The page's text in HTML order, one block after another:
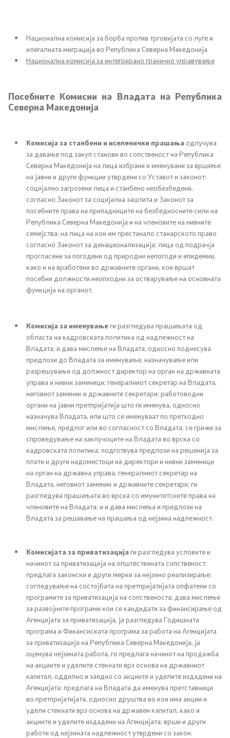
Национална комисија за борба против трговијата со луѓе и
илегалната миграција во Република Северна Македонија
Национална комисија за интегрирано гранично управување
Посебните Комисии на Владата на Република
Северна Македонија
Комисија за станбени и иселенички прашања одлучува
за давање под закуп станови во сопственост на Република
Северна Македонија на лица избрани и именувани за вршење
на јавни и други функции утврдени со Уставот и законот;
социјално загрозени лица и станбено необезбедени,
согласно Законот за социјална заштита и Законот за
посебните права на припадниците на безбедносните сили на
Република Северна Македонија и на членовите на нивните
семејства; на лица на кои им престанало станарското право
согласно Законот за денационализација; лица од подрачја
прогласени за погодени од природни непогоди и епидемии,
како и на вработени во државните органи, кои вршат
посебни должности неопходни за остварување на основната
функција на органот.
Комисија за именувањеги разгледува прашањата од
областа на кадровската политика од надлежност на
Владата; ѝ дава мислење на Владата, односно поднесува
предлози до Владата за именување, назначување или
разрешување од должност директор на орган на државната
управа и нивни заменици; генералниот секретар на Владата,
неговиот заменик и државните секретари; работоводни
органи на јавни претпријатија што ги именува, односно
назначува Владата, или што се именуваат по претходно
мислење, предлог или во согласност со Владата; се грижи за
спроведување на заклучоците на Владата во врска со
кадровската политика; подготвува предлози на решенија за
плати и други надоместоци на директори и нивни заменици
на орган на државна управа, генералниот секретар на
Владата, неговиот заменик и државните секретари; ги
разгледува прашањата во врска со имунитетските права на
членовите на Владата; и и дава мислења и предлози на
Владата за решавање на прашања од нејзина надлежност.
Комисијата за приватизацијаги разгледува условите и
начинот за приватизација на општествената сопственост;
предлага законски и други мерки за нејзино реализирање;
согледување на состојбата на претпријатијата опфатени со
програмите за приватизација на сопственоста; дава мислење
за развојните програми кои се кандидати за финансирање од
Агенцијата за приватизација, ја разгледува Годишната
програма и Финансиската програма за работа на Агенцијата
за приватизација на Република Северна Македонија, ја
оценува нејзината работа, го предлага начинот на продажба
на акциите и уделите стекнати врз основа на државниот
капитал, одделно и заедно со акциите и уделите издадени на
Агенцијата; предлага на Владата да именува претставници
во претпријатијата, односно друштва во кои има акции и
удели стекнати врз основа на државен капитал, како и
акциите и уделите издадени на Агенцијата; врши и други
работи од нејзината надлежност утврдени со закон.